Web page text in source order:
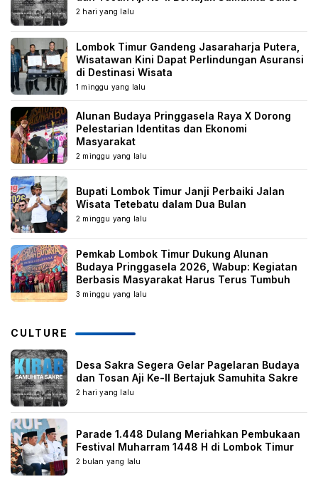
2 hari yang lalu
Lombok Timur Gandeng Jasaraharja Putera,
Wisatawan Kini Dapat Perlindungan Asuransi
di Destinasi Wisata
1 minggu yang lalu
Alunan Budaya Pringgasela Raya X Dorong
Pelestarian Identitas dan Ekonomi
Masyarakat
2 minggu yang lalu
Bupati Lombok Timur Janji Perbaiki Jalan
Wisata Tetebatu dalam Dua Bulan
2 minggu yang lalu
Pemkab Lombok Timur Dukung Alunan
Budaya Pringgasela 2026, Wabup: Kegiatan
Berbasis Masyarakat Harus Terus Tumbuh
3 minggu yang lalu
CULTURE
Desa Sakra Segera Gelar Pagelaran Budaya
dan Tosan Aji Ke-II Bertajuk Samuhita Sakre
2 hari yang lalu
Parade 1.448 Dulang Meriahkan Pembukaan
Festival Muharram 1448 H di Lombok Timur
2 bulan yang lalu